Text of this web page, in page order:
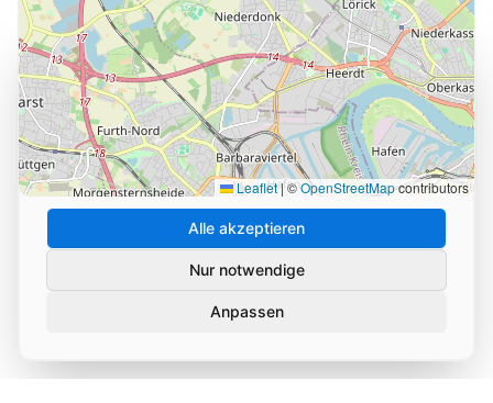
Cookie-Einstellungen
Wir verwenden Cookies und ähnliche Technologien, um
die Nutzung unserer Website zu analysieren und zu
verbessern. Durch Ihre Zustimmung helfen Sie uns,
unseren Service zu optimieren.
Alle akzeptieren
Nur notwendige
Anpassen
Leaflet|©OpenStreetMapcontributors